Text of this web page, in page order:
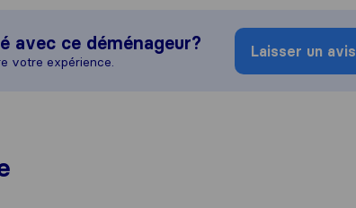
avec ce déménageur?
votre expérience.
Laisser un avis